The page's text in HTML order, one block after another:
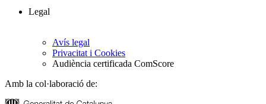
Legal
Avís legal
Privacitat i Cookies
Audiència certificada ComScore
Amb la col·laboració de: